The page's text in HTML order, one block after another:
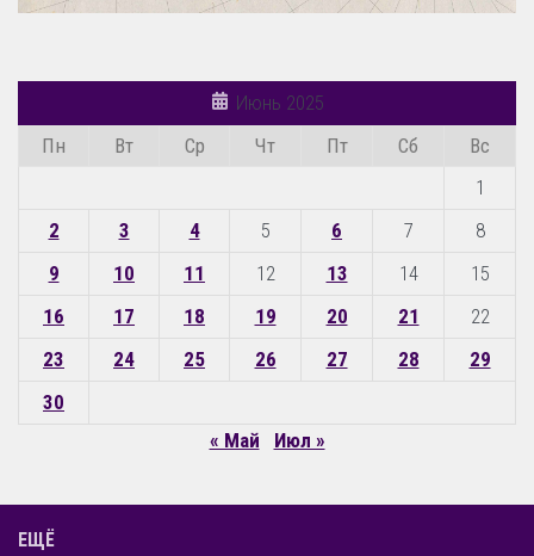
Июнь 2025
Пн
Вт Ср Чт Пт Сб
Вс
1
2
3 4 5 6 7
8
9
10 11 12 13 14
15
16
17 18 19 20 21
22
23
24 25 26 27 28
29
30
« Май
Июл »
ЕЩЁ